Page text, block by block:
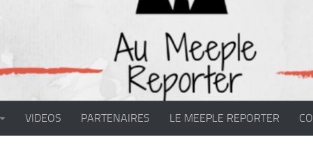
VIDEOS PARTENAIRES LE MEEPLE REPORTER